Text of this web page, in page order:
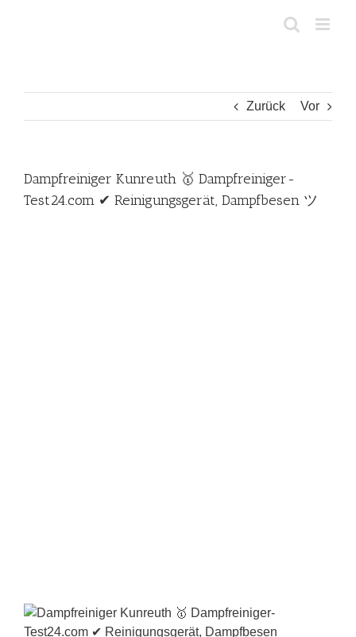
Zurück Vor
Dampfreiniger Kunreuth 🥇 Dampfreiniger-
Test24.com ✔ Reinigungsgerät, Dampfbesen ツ